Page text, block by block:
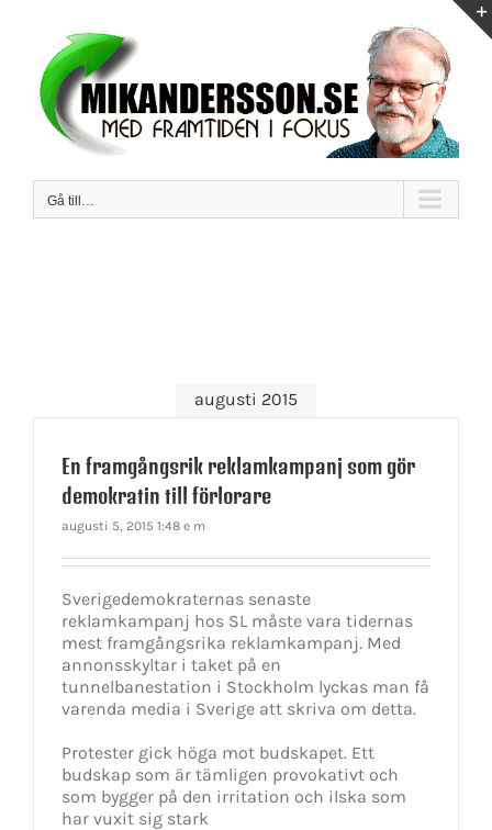
innehållet
Gå till…
augusti 2015
En framgångsrik reklamkampanj som gör
demokratin till förlorare
augusti 5, 2015 1:48 e m
Sverigedemokraternas senaste
reklamkampanj hos SL måste vara tidernas
mest framgångsrika reklamkampanj. Med
annonsskyltar i taket på en
tunnelbanestation i Stockholm lyckas man få
varenda media i Sverige att skriva om detta.
Protester gick höga mot budskapet. Ett
budskap som är tämligen provokativt och
som bygger på den irritation och ilska som
har vuxit sig stark